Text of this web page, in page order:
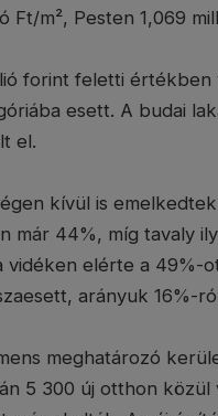
Ft/m², Pesten 1,069
forint feletti értékben
esett. A budai
el.
kívül is
már 44%, míg tavaly
elérte a 49%-
arányuk 16%-
meghatározó
5 300 új otthon